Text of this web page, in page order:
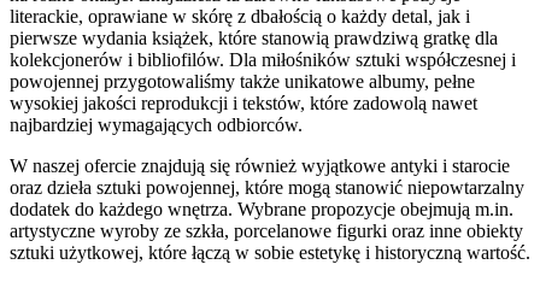
literackie, oprawiane w skórę z dbałością o każdy detal, jak i
pierwsze wydania książek, które stanowią prawdziwą gratkę dla
kolekcjonerów i bibliofilów. Dla miłośników sztuki współczesnej i
powojennej przygotowaliśmy także unikatowe albumy, pełne
wysokiej jakości reprodukcji i tekstów, które zadowolą nawet
najbardziej wymagających odbiorców.
W naszej ofercie znajdują się również wyjątkowe antyki i starocie
oraz dzieła sztuki powojennej, które mogą stanowić niepowtarzalny
dodatek do każdego wnętrza. Wybrane propozycje obejmują m.in.
artystyczne wyroby ze szkła, porcelanowe figurki oraz inne obiekty
sztuki użytkowej, które łączą w sobie estetykę i historyczną wartość.